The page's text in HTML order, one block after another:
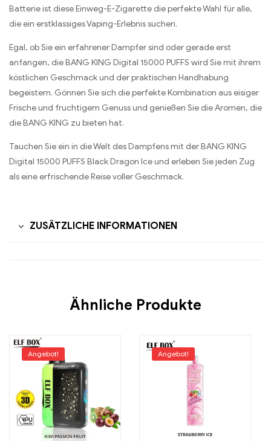
Batterie ist diese Einweg-E-Zigarette die perfekte Wahl für alle,
die ein erstklassiges Vaping-Erlebnis suchen.
Egal, ob Sie ein erfahrener Dampfer sind oder gerade erst
anfangen, die BANG KING Digital 15000 PUFFS wird Sie mit ihrem
köstlichen Geschmack und der praktischen Handhabung
begeistern. Gönnen Sie sich die perfekte Kombination aus eisiger
Frische und fruchtigem Genuss und genießen Sie die Aromen, die
die BANG KING zu bieten hat.
Tauchen Sie ein in die Welt des Dampfens mit der BANG KING
Digital 15000 PUFFS Black Dragon Ice und erleben Sie jeden Zug
als eine erfrischende Reise voller Geschmack.
ZUSÄTZLICHE INFORMATIONEN
Ähnliche Produkte
Angebot! Angebot!